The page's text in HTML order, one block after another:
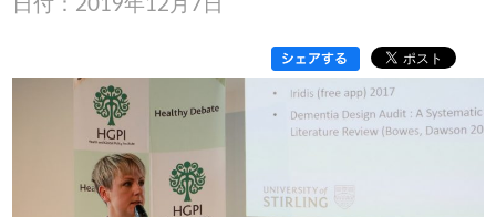
日付：2019年12月7日